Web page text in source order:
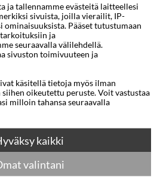
1 sijainti
2027-07-01
Määrittelemätön hotelli
houkuttelevia
ja uutisia
ja tallennamme evästeitä laitteellesi
sivuista, joilla vierailit, IP-
ominaisuuksista. Pääset tutustumaan
ja
seuraavalla välilehdellä.
sivuston toimivuuteen ja
käsitellä tietoja myös ilman
oikeutettu peruste. Voit vastustaa
milloin tahansa seuraavalla
kaikki
valintani